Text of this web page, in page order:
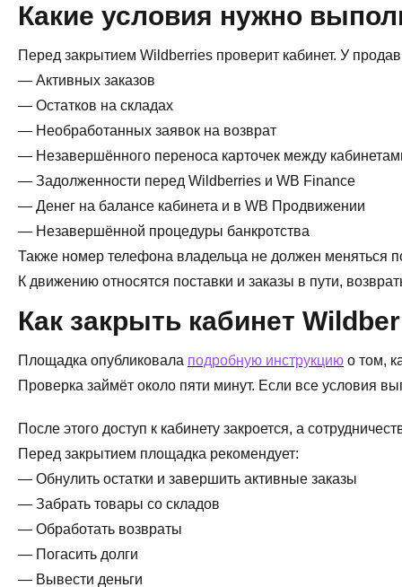
Какие условия нужно
Перед закрытием Wildberries проверит кабинет. У
— Активных заказов
— Остатков на складах
— Необработанных заявок на возврат
— Незавершённого переноса карточек между
— Задолженности перед Wildberries и WB Finance
— Денег на балансе кабинета и в WB Продвижении
— Незавершённой процедуры банкротства
Также номер телефона владельца не должен меняться
К движению относятся поставки и заказы в пути,
Как закрыть кабинет
Площадка опубликовала подробную инструкцию о том,
Проверка займёт около пяти минут. Если все условия
После этого доступ к кабинету закроется, а
Перед закрытием площадка рекомендует:
— Обнулить остатки и завершить активные заказы
— Забрать товары со складов
— Обработать возвраты
— Погасить долги
— Вывести деньги